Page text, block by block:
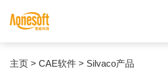
主页 > CAE软件 > Silvaco产品